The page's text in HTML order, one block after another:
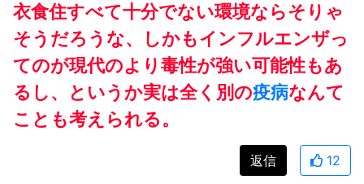
衣食住すべて十分でない環境ならそりゃ
そうだろうな、しかもインフルエンザっ
てのが現代のより毒性が強い可能性もあ
るし、というか実は全く別の疫病なんて
ことも考えられる。
返信 12